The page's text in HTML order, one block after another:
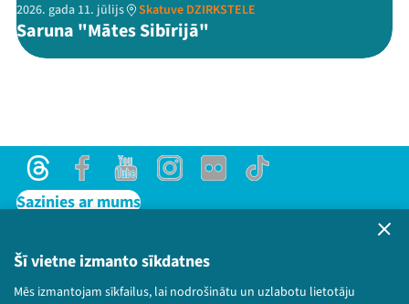
Šī vietne izmanto sīkdatnes
Mēs izmantojam sīkfailus, lai nodrošinātu un uzlabotu lietotāju
2026. gada 11. jūlijs Skatuve DZIRKSTELE
Saruna "Mātes Sibīrijā"
ThreadsFacebookYoutubeInstagram
Flick TikTok
Sazinies ar mums
Lietošanas noteikumi un sīkdatņu politika
Bērnu aizsardzības politika